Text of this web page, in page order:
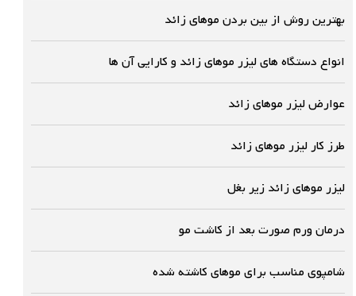
بهترین روش از بین بردن موهای زائد
انواع دستگاه های لیزر موهای زائد و کارایی آن ها
عوارض لیزر موهای زائد
طرز کار لیزر موهای زائد
لیزر موهای زائد زیر بغل
درمان ورم صورت بعد از کاشت مو
شامپوی مناسب برای موهای کاشته شده